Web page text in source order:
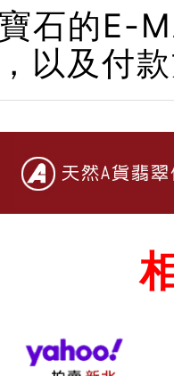
石的E-
以及付